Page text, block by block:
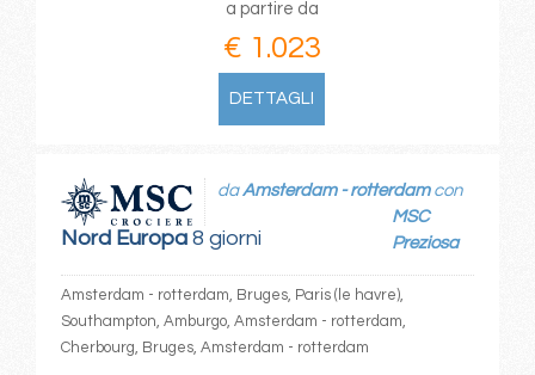
a partire da
€ 1.023
DETTAGLI
Nord Europa8 giorni
daAmsterdam - rotterdamcon
MSC
Preziosa
Amsterdam - rotterdam, Bruges, Paris (le havre),
Southampton, Amburgo, Amsterdam - rotterdam,
Cherbourg, Bruges, Amsterdam - rotterdam